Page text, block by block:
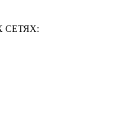
СЕТЯХ: